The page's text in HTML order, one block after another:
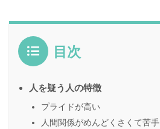
目次
人を疑う人の特徴
プライドが高い
人間関係がめんどくさくて苦手